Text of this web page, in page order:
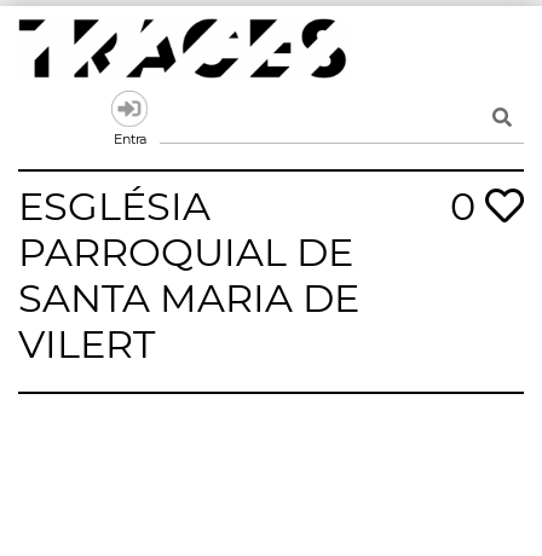
Skip
content
Un mapa de la memòria obert a tothom
Entra
ESGLÉSIA
PARROQUIAL DE
SANTA MARIA DE
VILERT
0